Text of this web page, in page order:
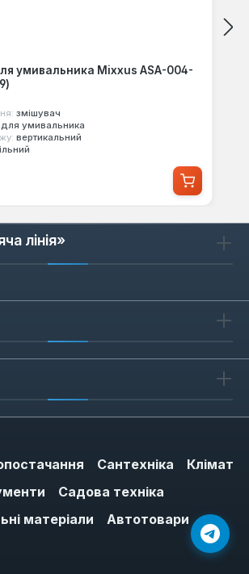
умивальника Mixxus ASA-004-
змішувач
для умивальника
вертикальний
лінія»
Сантехніка
Клімат
Садова техніка
матеріали
Автотовари